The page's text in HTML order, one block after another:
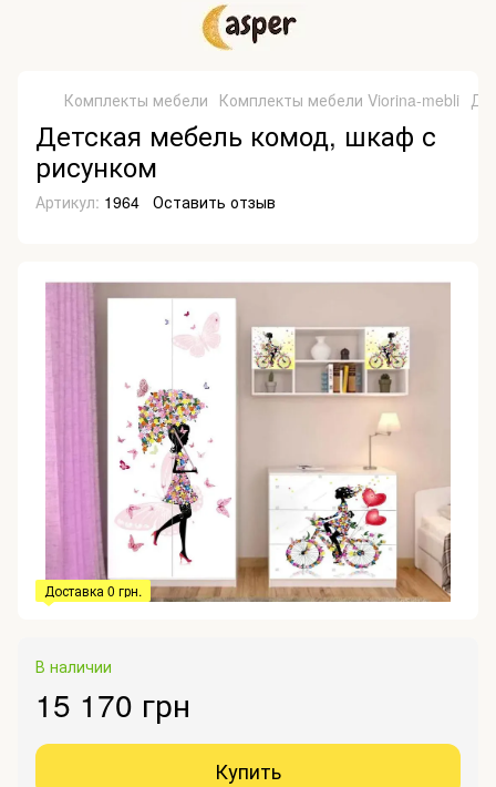
Комплекты мебели Комплекты мебели Viorina-mebli
Детская мебель комод, шкаф с
рисунком
Артикул: 1964 Оставить отзыв
Доставка 0 грн.
В наличии
15 170 грн
Купить